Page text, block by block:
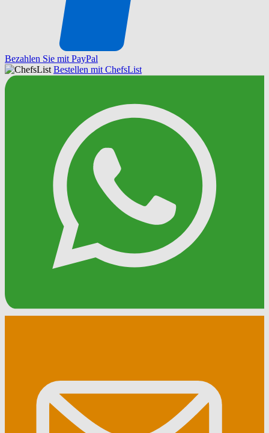
Bezahlen Sie mit PayPal
Bestellen mit ChefsList